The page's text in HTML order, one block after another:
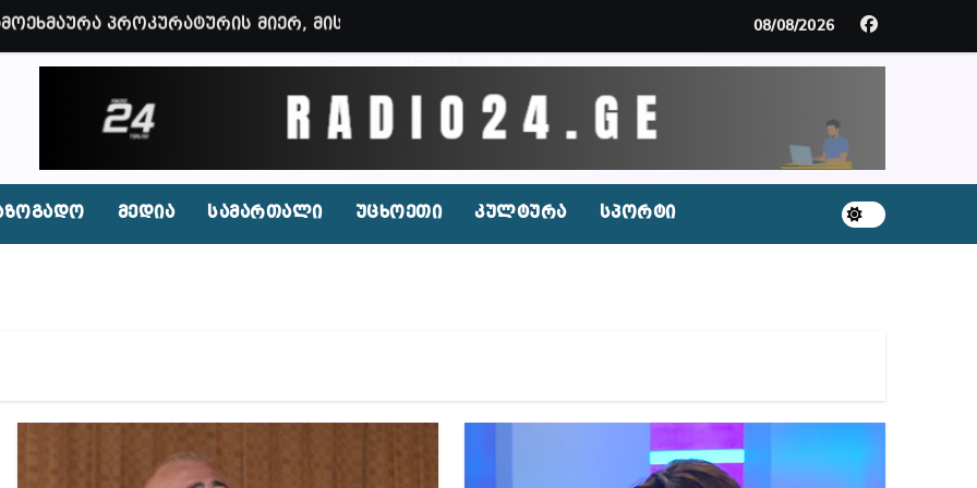
წაუყენეს – აღნიშნული მუხლი 13 წლამდე პატიმრობას ითვალისწინებს
საუბრობენ, თითქოს საქართველოში უარყოფითი გარემოა შექმნილი რუსი ტურისტებისთვის, ჩვენი
დღევანდელი პოსტაობა, საკუთარ თავთან შეგარცხვენთ – ეკა კუპატაძე ნანუკა ჟორჟოლიანს
ტარაკნებიან, უჰაერო საკანში, ამდენი ხნით სამარტოო საკანში მოთავსება, საერთაშორისო
კახეთში ქორწილის დროს? (ვიდეო)
რომლებსაც საბავშვი ბაღებში საქონლის ხორცის ნაცვლად ცხენის ხორცი შეჰქონდათ
მოშლილია – პრემიერი
შექმნან მდინარაძის სამინისტრო – გია ხუხაშვილი
08/08/2026
მედია სამართალი უცხოეთი კულტურა სპორტი